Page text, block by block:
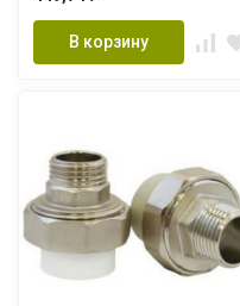
В корзину